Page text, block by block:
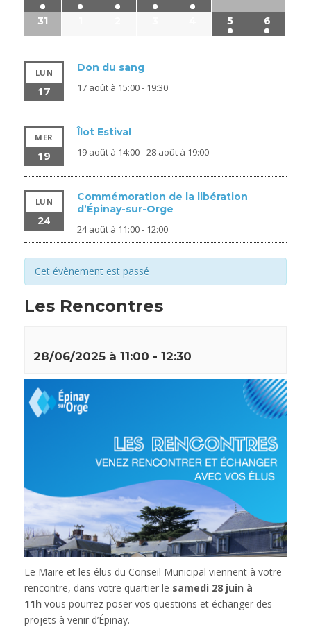
31
5 6
LUN
17
Don du sang
17 août à 15:00- 19:30
MER
19
Îlot Estival
19 août à 14:00-28 août à 19:00
LUN
24
Commémoration de la libération
d’Épinay-sur-Orge
24 août à 11:00- 12:00
Cet évènement est passé
Les Rencontres
28/06/2025 à 11:00 - 12:30
Le Maire et les élus du Conseil Municipal viennent à votre
rencontre, dans votre quartier le samedi 28 juin à
11h vous pourrez poser vos questions et échanger des
projets à venir d’Épinay.